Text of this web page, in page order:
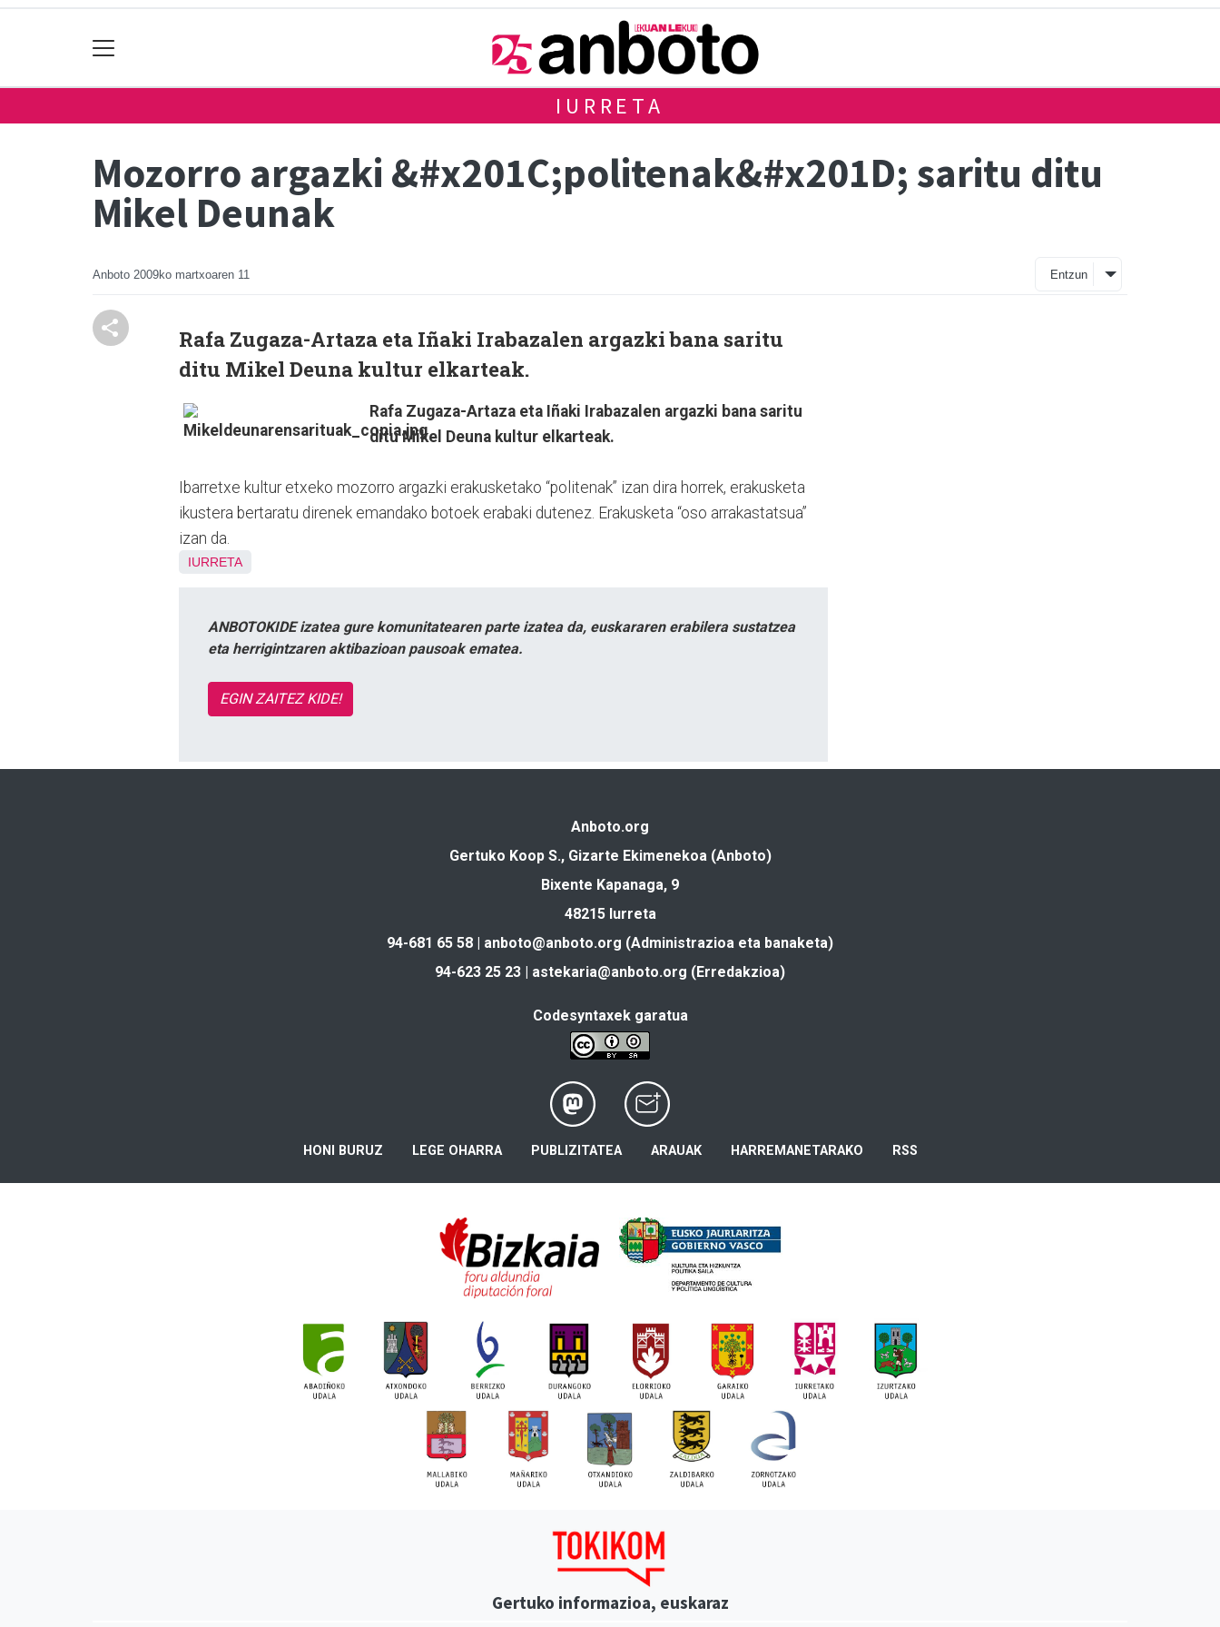
IURRETA
Mozorro argazki &#x201C;politenak&#x201D; saritu ditu
Mikel Deunak
Anboto 2009ko martxoaren 11 Entzun
Rafa Zugaza-Artaza eta Iñaki Irabazalen argazki bana saritu
ditu Mikel Deuna kultur elkarteak.
Rafa Zugaza-Artaza eta Iñaki Irabazalen argazki bana saritu
ditu Mikel Deuna kultur elkarteak.
Ibarretxe kultur etxeko mozorro argazki erakusketako “politenak” izan dira horrek, erakusketa
ikustera bertaratu direnek emandako botoek erabaki dutenez. Erakusketa “oso arrakastatsua”
izan da.
IURRETA
ANBOTOKIDE izatea gure komunitatearen parte izatea da, euskararen erabilera sustatzea
eta herrigintzaren aktibazioan pausoak ematea.
EGIN ZAITEZ KIDE!
Anboto.org
Gertuko Koop S., Gizarte Ekimenekoa (Anboto)
Bixente Kapanaga, 9
48215 Iurreta
94-681 65 58 | anboto@anboto.org (Administrazioa eta banaketa)
94-623 25 23 | astekaria@anboto.org (Erredakzioa)
Codesyntaxek garatua
HONI BURUZ LEGE OHARRA PUBLIZITATEA ARAUAK HARREMANETARAKO RSS
Gertuko informazioa, euskaraz